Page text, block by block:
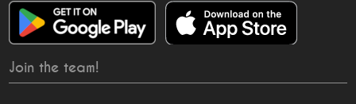
Join the team!